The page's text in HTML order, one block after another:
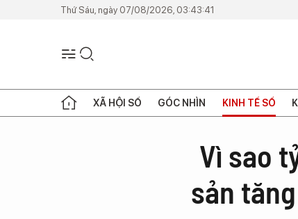
Thứ Sáu, ngày 07/08/2026, 03:43:41
XÃ HỘI SỐ GÓC NHÌN KINH TẾ SỐ
Vì sao
sản